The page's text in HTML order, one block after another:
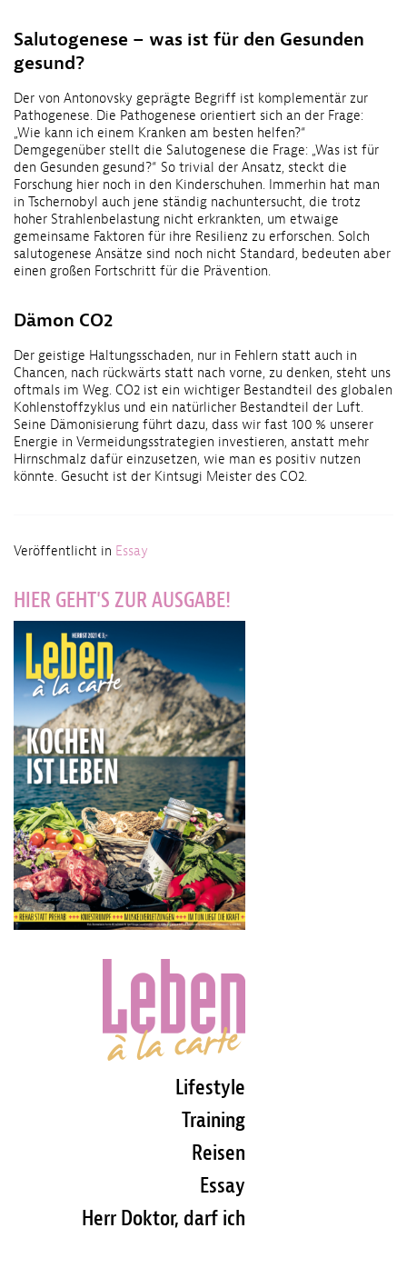
Salutogenese – was ist für den Gesunden
gesund?
Der von Antonovsky geprägte Begriff ist komplementär zur
Pathogenese. Die Pathogenese orientiert sich an der Frage:
„Wie kann ich einem Kranken am besten helfen?“
Demgegenüber stellt die Salutogenese die Frage: „Was ist für
den Gesunden gesund?“ So trivial der Ansatz, steckt die
Forschung hier noch in den Kinderschuhen. Immerhin hat man
in Tschernobyl auch jene ständig nachuntersucht, die trotz
hoher Strahlenbelastung nicht erkrankten, um etwaige
gemeinsame Faktoren für ihre Resilienz zu erforschen. Solch
salutogenese Ansätze sind noch nicht Standard, bedeuten aber
einen großen Fortschritt für die Prävention.
Dämon CO2
Der geistige Haltungsschaden, nur in Fehlern statt auch in
Chancen, nach rückwärts statt nach vorne, zu denken, steht uns
oftmals im Weg. CO2 ist ein wichtiger Bestandteil des globalen
Kohlenstoffzyklus und ein natürlicher Bestandteil der Luft.
Seine Dämonisierung führt dazu, dass wir fast 100 % unserer
Energie in Vermeidungsstrategien investieren, anstatt mehr
Hirnschmalz dafür einzusetzen, wie man es positiv nutzen
könnte. Gesucht ist der Kintsugi Meister des CO2.
Veröffentlicht in Essay
Lifestyle
Training
Reisen
Essay
Herr Doktor, darf ich
HIER GEHT'S ZUR AUSGABE!